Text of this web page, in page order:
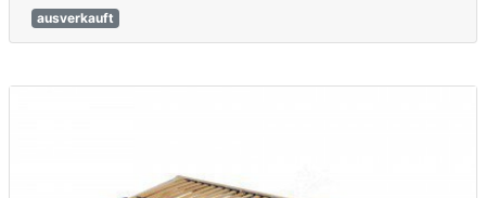
ausverkauft